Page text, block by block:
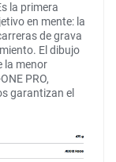
la primera
en mente: la
de grava
El dibujo
la menor
PRO,
garantizan el